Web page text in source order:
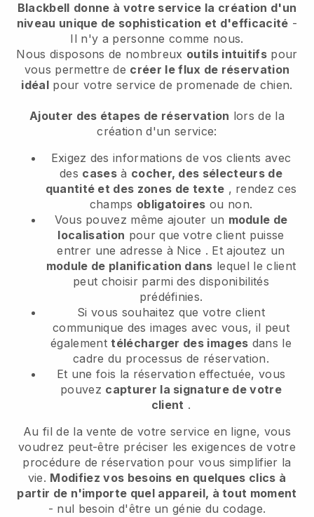
Blackbell donne à votre service la création d'un
niveau unique de sophistication et d'efficacité -
Il n'y a personne comme nous.
Nous disposons de nombreux outils intuitifs pour
vous permettre de créer le flux de réservation
idéal pour votre service de promenade de chien.
Ajouter des étapes de réservation lors de la
création d'un service:
Exigez des informations de vos clients avec
des casesà cocher, des sélecteurs de
quantité et des zones de texte , rendez ces
champs obligatoires ou non.
Vous pouvez même ajouter un module de
localisation pour que votre client puisse
entrer une adresse à Nice . Et ajoutez un
module de planification dans lequel le client
peut choisir parmi des disponibilités
prédéfinies.
Si vous souhaitez que votre client
communique des images avec vous, il peut
égalementtélécharger des images dans le
cadre du processus de réservation.
Et une fois la réservation effectuée, vous
pouvez capturer la signature de votre
client .
Au fil de la vente de votre service en ligne, vous
voudrez peut-être préciser les exigences de votre
procédure de réservation pour vous simplifier la
vie. Modifiez vos besoins en quelques clics à
partir de n'importe quel appareil, à tout moment
- nul besoin d'être un génie du codage.